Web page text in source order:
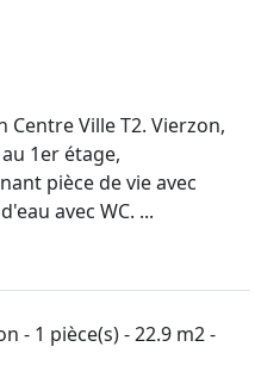
Ville T2. Vierzon,
1er étage,
pièce de vie avec
avec WC. ...